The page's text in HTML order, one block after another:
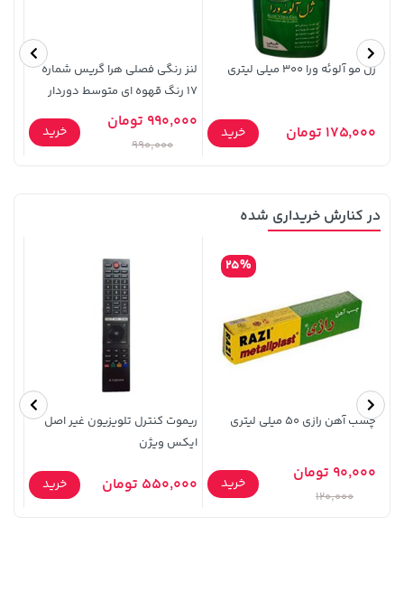
120,000
141,000 تومان
165,900
ژل مو آلوئه ورا 300 میلی لیتری
175,000 تومان خرید
لنز رنگی فصلی هرا گریس شماره
17 رنگ قهوه ای متوسط دوردار
990,000 تومان
990,000
خرید
در کنارش خریداری شده
چسب آهن رازی 50 میلی لیتری
25%
90,000 تومان
120,000
خرید
ریموت کنترل تلویزیون غیر اصل
ایکس ویژن
550,000 تومان خرید